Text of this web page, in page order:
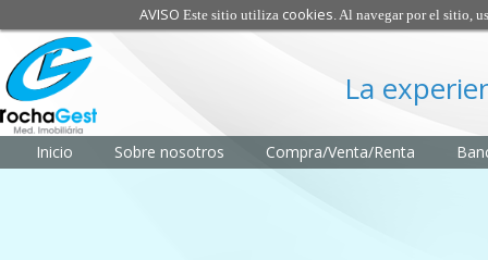
AVISO Este sitio utiliza cookies. Al navegar por el sitio,
La
Inicio Sobre nosotros Compra/Venta/Renta